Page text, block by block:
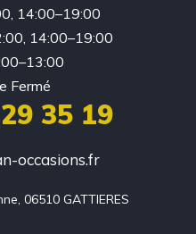
14:00–19:00
14:00–19:00
Fermé
35 19
occasions.fr
06510 GATTIERES